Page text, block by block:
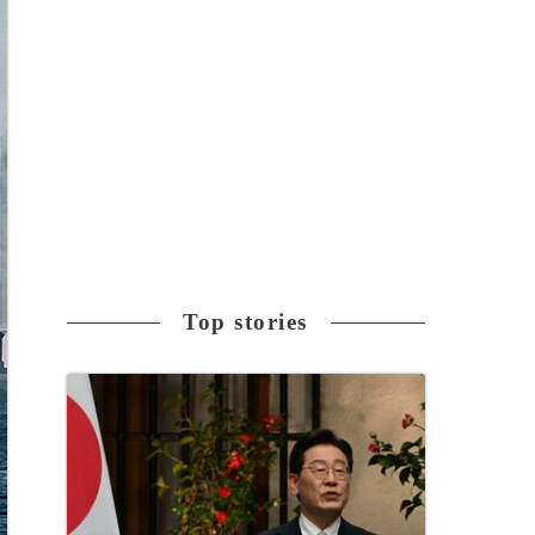
Top stories